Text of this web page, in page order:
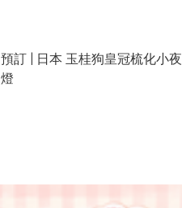
預訂 | 日本 玉桂狗皇冠梳化小夜
燈